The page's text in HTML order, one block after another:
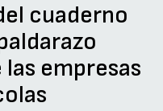
cuaderno
empresas